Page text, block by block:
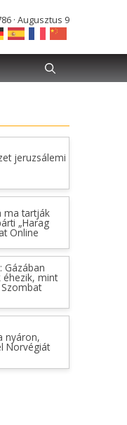
· Augusztus 9
jeruzsálemi
ma tartják
„Harag
Online
Gázában
éhezik, mint
nyáron,
Norvégiát